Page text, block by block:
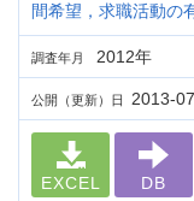
間希望，求職活動の
調査年月 2012年
公開（更新）日 2013-
EXCEL DB